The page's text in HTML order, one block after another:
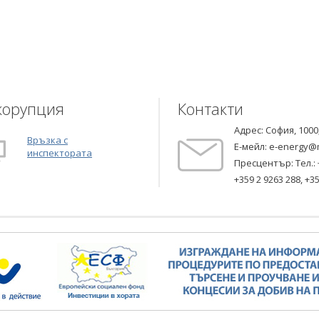
Връзка с
инспектората
Контакти
Адрес: София,
Е-мейл: e-
Пресцентър: Тел.:
+359 2 9263 288,